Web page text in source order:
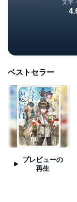
ベストセラー
プレビューの
再生